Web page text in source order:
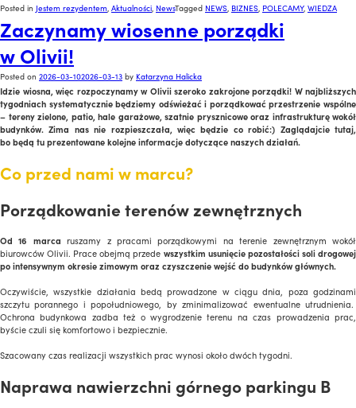
Posted in Jestem rezydentem, Aktualności, NewsTagged NEWS, BIZNES, POLECAMY, WIEDZA
Zaczynamy wiosenne porządki
w Olivii!
Posted on 2026-03-102026-03-13 by Katarzyna Halicka
Idzie wiosna, więc rozpoczynamy w Olivii szeroko zakrojone porządki! W najbliższych
tygodniach systematycznie będziemy odświeżać i porządkować przestrzenie wspólne
– tereny zielone, patio, hale garażowe, szatnie prysznicowe oraz infrastrukturę wokół
budynków. Zima nas nie rozpieszczała, więc będzie co robić:) Zaglądajcie tutaj,
bo będą tu prezentowane kolejne informacje dotyczące naszych działań.
Co przed nami w marcu?
Porządkowanie terenów zewnętrznych
Od 16 marca ruszamy z pracami porządkowymi na terenie zewnętrznym wokół
biurowców Olivii. Prace obejmą przede wszystkim usunięcie pozostałości soli drogowej
po intensywnym okresie zimowym oraz czyszczenie wejść do budynkówgłównych.
Oczywiście, wszystkie działania bedą prowadzone w ciągu dnia, poza godzinami
szczytu porannego i popołudniowego, by zminimalizować ewentualne utrudnienia.
Ochrona budynkowa zadba też o wygrodzenie terenu na czas prowadzenia prac,
byście czuli się komfortowo i bezpiecznie.
Szacowany czas realizacji wszystkich prac wynosi około dwóch tygodni.
Naprawa nawierzchni górnego parkingu B